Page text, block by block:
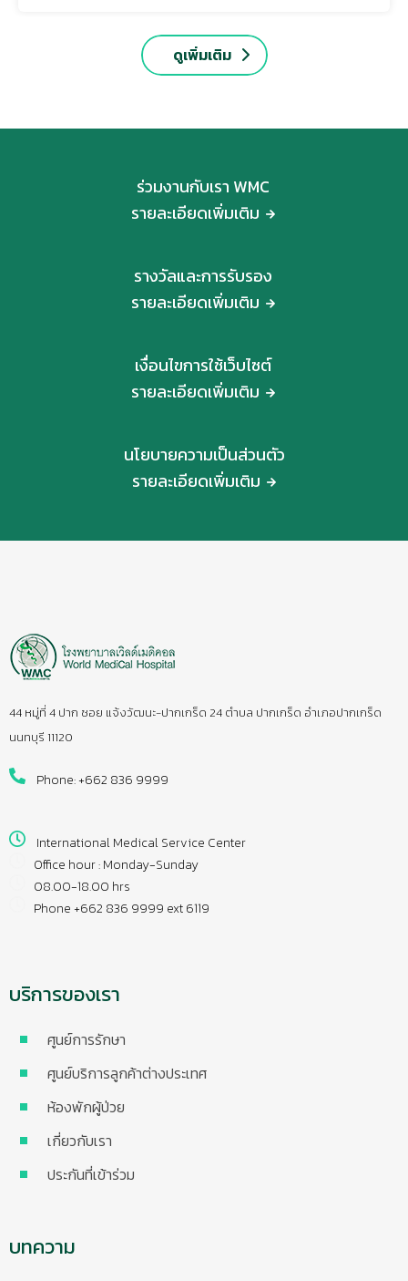
ดูเพิ่มเติม
ร่วมงานกับเรา WMC
รายละเอียดเพิ่มเติม
รางวัลและการรับรอง
รายละเอียดเพิ่มเติม
เงื่อนไขการใช้เว็บไซต์
รายละเอียดเพิ่มเติม
นโยบายความเป็นส่วนตัว
รายละเอียดเพิ่มเติม
44 หมู่ที่ 4 ปาก ซอย แจ้งวัฒนะ-ปากเกร็ด 24 ตำบล ปากเกร็ด อำเภอปากเกร็ด
นนทบุรี 11120
Phone: +662 836 9999
International Medical Service Center
Office hour : Monday-Sunday
08.00-18.00 hrs
Phone +662 836 9999 ext 6119
บริการของเรา
ศูนย์การรักษา
ศูนย์บริการลูกค้าต่างประเทศ
ห้องพักผู้ป่วย
เกี่ยวกับเรา
ประกันที่เข้าร่วม
บทความ